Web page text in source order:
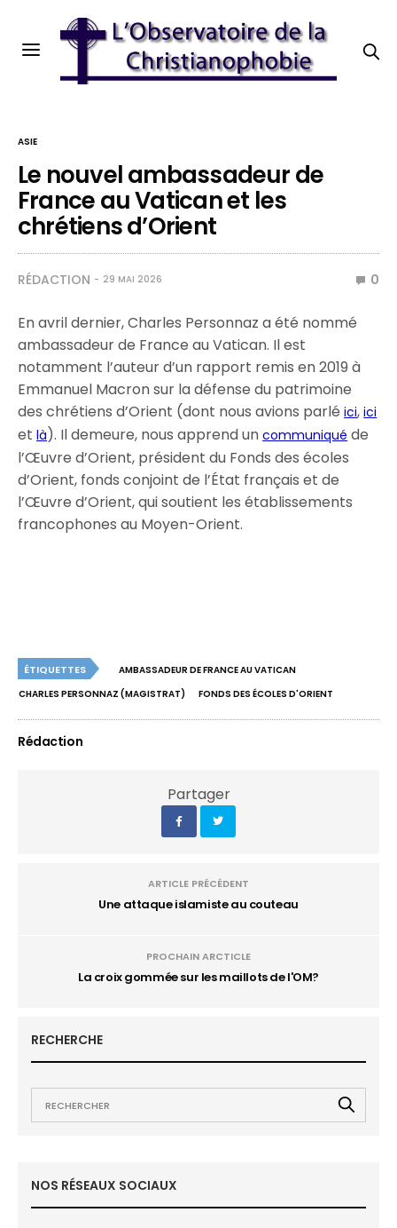
ASIE
Le nouvel ambassadeur de
France au Vatican et les
chrétiens d’Orient
RÉDACTION 29 MAI 2026 0
En avril dernier, Charles Personnaz a été nommé
ambassadeur de France au Vatican. Il est
notamment l’auteur d’un rapport remis en 2019 à
Emmanuel Macron sur la défense du patrimoine
des chrétiens d’Orient (dont nous avions parléici,ici
etlà). Il demeure, nous apprend uncommuniqué de
l’Œuvre d’Orient, président du Fonds des écoles
d’Orient, fonds conjoint de l’État français et de
l’Œuvre d’Orient, qui soutient les établissements
francophones au Moyen-Orient.
ÉTIQUETTES
AMBASSADEUR DE FRANCE AU VATICAN
CHARLES PERSONNAZ (MAGISTRAT)
FONDS DES ÉCOLES D'ORIENT
Rédaction
Partager
ARTICLE PRÉCÉDENT
Une attaque islamiste au couteau
PROCHAIN ARCTICLE
La croix gommée sur les maillots de l'OM?
RECHERCHE
NOS RÉSEAUX SOCIAUX